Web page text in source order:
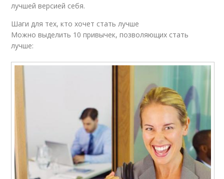
лучшей версией себя.
Шаги для тех, кто хочет стать лучше
Можно выделить 10 привычек, позволяющих стать
лучше: